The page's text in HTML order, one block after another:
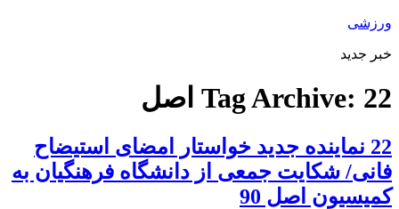
ورزشی
خبر جدید
Tag Archive: 22 اصل
22 نماینده جدید خواستار امضای استیضاح
فانی/ شکایت جمعی از دانشگاه فرهنگیان به
کمیسیون اصل 90